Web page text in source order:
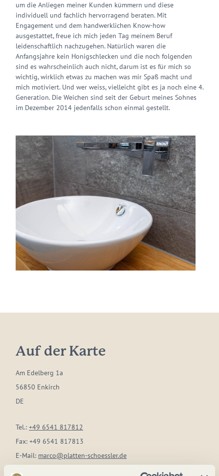
um die Anliegen meiner Kunden kümmern und diese
individuell und fachlich hervorragend beraten. Mit
Engagement und dem handwerklichen Know-how
ausgestattet, freue ich mich jeden Tag meinem Beruf
leidenschaftlich nachzugehen. Natürlich waren die
Anfangsjahre kein Honigschlecken und die noch folgenden
sind es wahrscheinlich auch nicht, darum ist es für mich so
wichtig, wirklich etwas zu machen was mir Spaß macht und
mich motiviert. Und wer weiss, vielleicht gibt es ja noch eine 4.
Generation. Die Weichen sind seit der Geburt meines Sohnes
im Dezember 2014 jedenfalls schon einmal gestellt.
Auf der Karte
Am Edelberg 1a
56850 Enkirch
DE
Tel.: +49 6541 817812
Fax: +49 6541 817813
E-Mail: marco@platten-schoessler.de